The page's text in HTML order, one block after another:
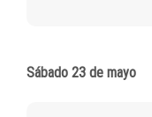
Sábado 23 de mayo